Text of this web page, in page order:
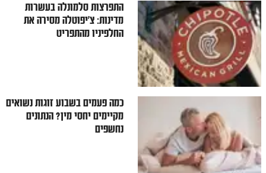
התפרצות סלמונלה בעשרות
מדינות: צ'יפוטלה מסירה את
החלפיניו מהתפריט
כמה פעמים בשבוע זוגות נשואים
מקיימים יחסי מין? הנתונים
נחשפים